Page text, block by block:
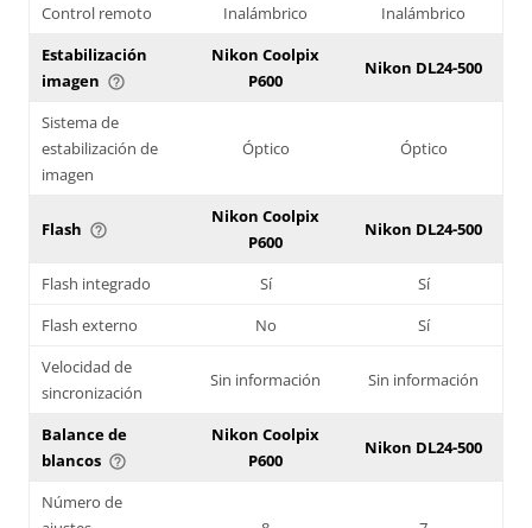
Control remoto
Inalámbrico
Inalámbrico
Estabilización
imagen help_outline
Nikon Coolpix
P600
Nikon DL24-500
Sistema de
estabilización de
imagen
Óptico Óptico
Flash help_outline
Nikon Coolpix
P600
Nikon DL24-500
Flash integrado Sí
Sí
Flash externo
No
Sí
Velocidad de
sincronización
Sin información Sin información
Balance de
blancos help_outline
Nikon Coolpix
P600
Nikon DL24-500
Número de